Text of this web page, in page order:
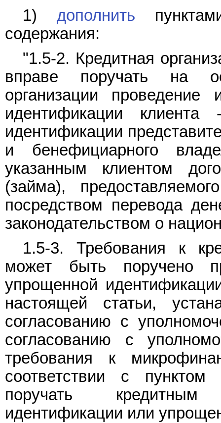
1)дополнить
содержания:
"1.5-2. Кредитная
вправе поручать на
организации
идентификации
идентификации
и бенефициарного
указанным клиентом
(займа),
посредством перевода
законодательством о
1.5-3. Требования к
может быть поручено
упрощенной
настоящей статьи,
согласованию с
согласованию с
требования к
соответствии с
поручать кредитным
идентификации или